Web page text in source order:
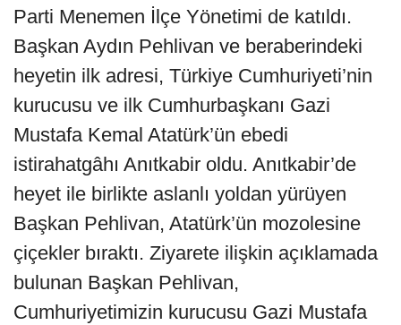
Parti Menemen İlçe Yönetimi de katıldı.
Başkan Aydın Pehlivan ve beraberindeki
heyetin ilk adresi, Türkiye Cumhuriyeti’nin
kurucusu ve ilk Cumhurbaşkanı Gazi
Mustafa Kemal Atatürk’ün ebedi
istirahatgâhı Anıtkabir oldu. Anıtkabir’de
heyet ile birlikte aslanlı yoldan yürüyen
Başkan Pehlivan, Atatürk’ün mozolesine
çiçekler bıraktı. Ziyarete ilişkin açıklamada
bulunan Başkan Pehlivan,
Cumhuriyetimizin kurucusu Gazi Mustafa